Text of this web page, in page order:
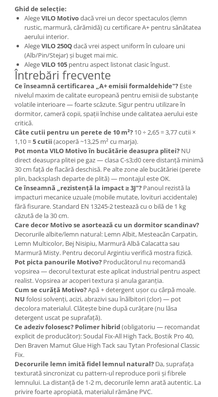
Ghid de selecție:
AlegeVILO Motivodacă vrei un decor spectaculos (lemn
rustic, marmură, cărămidă) cu certificare A+ pentru sănătatea
aerului interior.
AlegeVILO 250Qdacă vrei aspect uniform în culoare uni
(Alb/Pin/Stejar) și buget mai mic.
AlegeVILO 105 pentru aspect listonat clasic îngust.
Întrebări frecvente
Ce înseamnă certificarea „A+ emisii formaldehide"? Este
nivelul maxim de calitate europeană pentru emisii de substanțe
volatile interioare — foarte scăzute. Sigur pentru utilizare în
dormitor, cameră copii, spații închise unde calitatea aerului este
critică.
Câte cutii pentru un perete de 10 m²? 10 ÷ 2,65 = 3,77 cutii ×
1,10 =5 cutii (acoperă ~13,25 m² cu marja).
Pot monta VILO Motivo în bucătărie deasupra plitei? NU
direct deasupra plitei pe gaz — clasa C-s3;d0 cere distanță minimă
30 cm față de flacără deschisă. Pe alte zone ale bucătăriei (perete
plin, backsplash departe de plită) — montajul este OK.
Ce înseamnă „rezistență la impact ≥ 3J"? Panoul rezistă la
impacturi mecanice uzuale (mobile mutate, lovituri accidentale)
fără fisurare. Standard EN 13245-2 testează cu o bilă de 1 kg
căzută de la 30 cm.
Care decor Motivo se asortează cu un dormitor scandinav?
Decorurile albite/lemn natural: Lemn Albit, Mesteacăn Carpatin,
Lemn Multicolor, Bej Nisipiu, Marmură Albă Calacatta sau
Marmură Misty. Pentru decorul Argintiu verifică mostra fizică.
Pot picta panourile Motivo? Producătorul nu recomandă
vopsirea — decorul texturat este aplicat industrial pentru aspect
realist. Vopsirea ar acoperi textura și anula garanția.
Cum se curăță Motivo?Apă + detergent ușor cu cârpă moale.
NU folosi solvenți, acizi, abrazivi sau înălbitori (clor) — pot
decolora materialul. Clătește bine după curățare (nu lăsa
detergent uscat pe suprafață).
Ce adeziv folosesc? Polimer hibrid(obligatoriu — recomandat
explicit de producător): Soudal Fix-All High Tack, Bostik Pro 40,
Den Braven Mamut Glue High Tack sau Tytan Profesional Classic
Fix.
Decorurile lemn imită fidel lemnul natural? Da, suprafața
texturată sincronizat cu pattern-ul reproduce porii și fibrele
lemnului. La distanță de 1-2 m, decorurile lemn arată autentic. La
privire foarte apropiată, materialul rămâne PVC.